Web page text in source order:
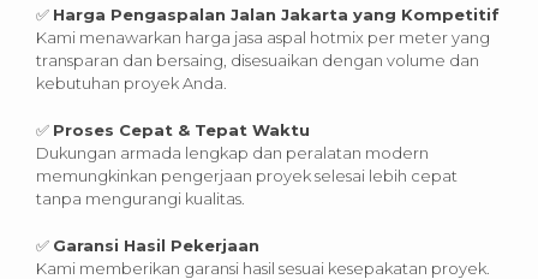
✅ Harga Pengaspalan Jalan Jakarta yang Kompetitif
Kami menawarkan harga jasa aspal hotmix per meter yang
transparan dan bersaing, disesuaikan dengan volume dan
kebutuhan proyek Anda.
✅ Proses Cepat & Tepat Waktu
Dukungan armada lengkap dan peralatan modern
memungkinkan pengerjaan proyek selesai lebih cepat
tanpa mengurangi kualitas.
✅ Garansi Hasil Pekerjaan
Kami memberikan garansi hasil sesuai kesepakatan proyek.